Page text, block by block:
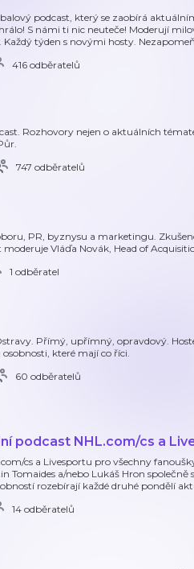
podcast, který se zaobírá
S námi ti nic neuteče! Moderují
Každý týden s novými hosty.
416 odběratelů
Rozhovory nejen o aktuálních
747 odběratelů
PR, byznysu a marketingu.
Vláďa Novák, Head of
1 odběratel
Přímý, upřímný, opravdový.
které mají co říci.
60 odběratelů
podcast NHL.com/cs a
cs a Livesportu pro všechny
Tomaides a/nebo Lukáš Hron
rozebírají každé druhé pondělí
14 odběratelů